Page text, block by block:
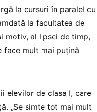
la cursuri în paralel cu
la facultatea de
motiv, al lipsei de timp,
face mult mai puțină
elevilor de clasa I, care
„Se simte tot mai mult